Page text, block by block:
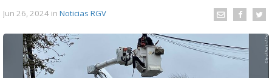
Jun 26, 2024 in Noticias RGV